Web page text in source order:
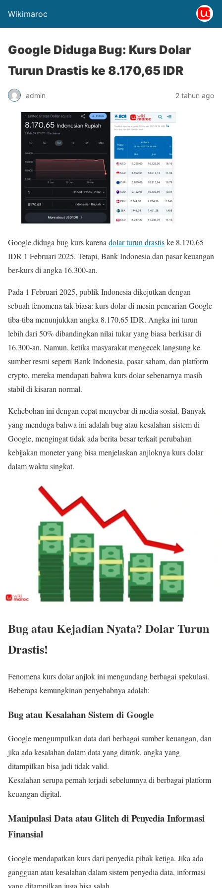
Wikimaroc
Google Diduga Bug: Kurs Dolar
Turun Drastis ke 8.170,65 IDR
admin 2 tahun ago
Google diduga bug kurs karena dolar turun drastiske 8.170,65
IDR 1 Februari 2025. Tetapi, Bank Indonesia dan pasar keuangan
ber-kurs di angka 16.300-an.
Pada 1 Februari 2025, publik Indonesia dikejutkan dengan
sebuah fenomena tak biasa: kurs dolar di mesin pencarian Google
tiba-tiba menunjukkan angka 8.170,65 IDR. Angka ini turun
lebih dari 50% dibandingkan nilai tukar yang biasa berkisar di
16.300-an. Namun, ketika masyarakat mengecek langsung ke
sumber resmi seperti Bank Indonesia, pasar saham, dan platform
crypto, mereka mendapati bahwa kurs dolar sebenarnya masih
stabil di kisaran normal.
Kehebohan ini dengan cepat menyebar di media sosial. Banyak
yang menduga bahwa ini adalah bug atau kesalahan sistem di
Google, mengingat tidak ada berita besar terkait perubahan
kebijakan moneter yang bisa menjelaskan anjloknya kurs dolar
dalam waktu singkat.
Bug atau Kejadian Nyata? Dolar Turun
Drastis!
Fenomena kurs dolar anjlok ini mengundang berbagai spekulasi.
Beberapa kemungkinan penyebabnya adalah:
Bug atau Kesalahan Sistem di Google
Google mengumpulkan data dari berbagai sumber keuangan, dan
jika ada kesalahan dalam data yang ditarik, angka yang
ditampilkan bisa jadi tidak valid.
Kesalahan serupa pernah terjadi sebelumnya di berbagai platform
keuangan digital.
Manipulasi Data atau Glitch di Penyedia Informasi
Finansial
Google mendapatkan kurs dari penyedia pihak ketiga. Jika ada
gangguan atau kesalahan dalam sistem penyedia data, informasi
yang ditampilkan juga bisa salah.